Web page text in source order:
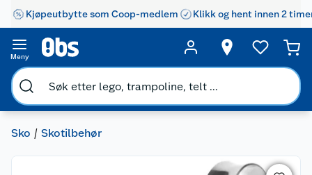
Kjøpeutbytte som Coop-medlem Klikk og hent innen 2
Meny
Sko Skotilbehør